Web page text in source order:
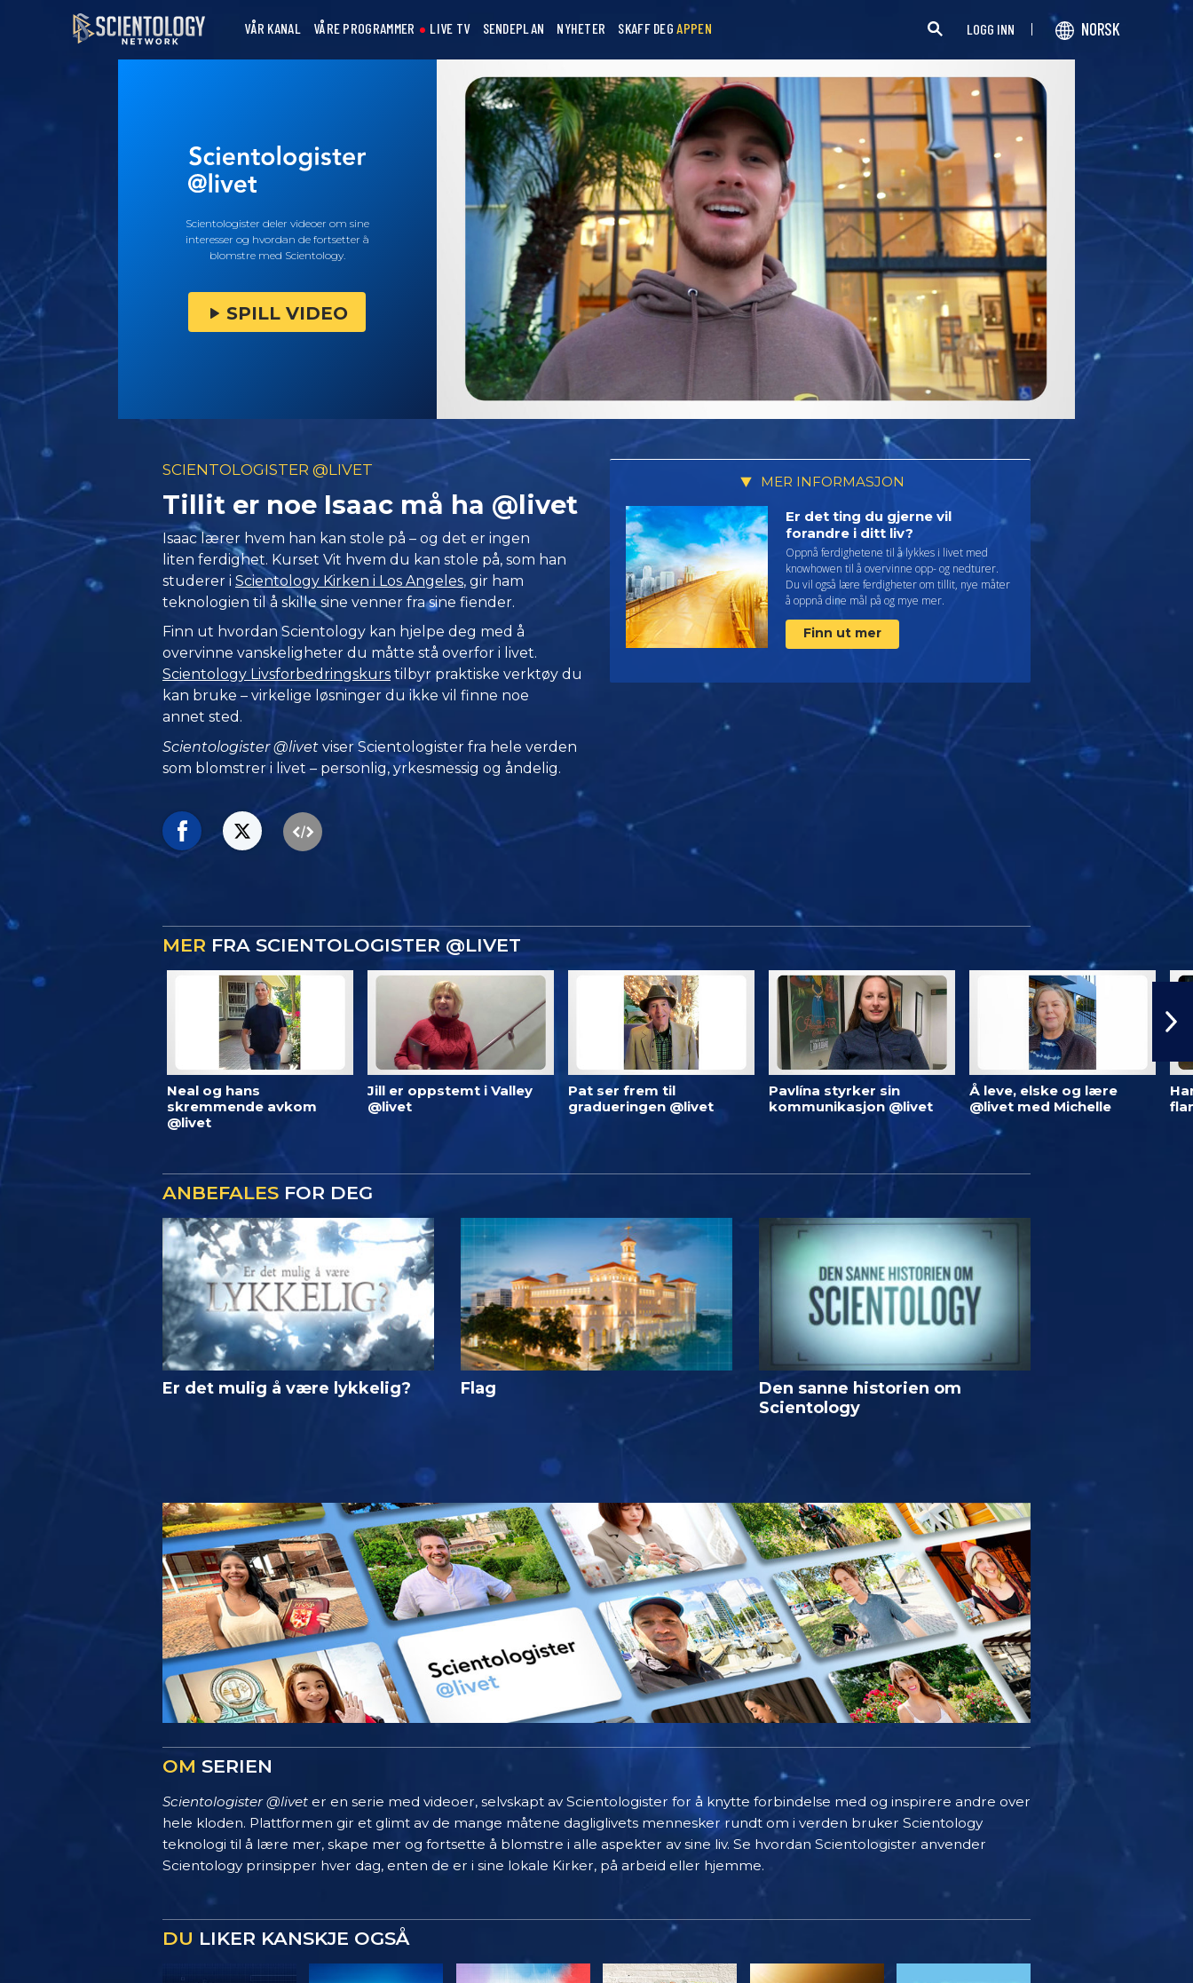
VÅR KANAL VÅRE PROGRAMMER LIVE TV SENDEPLAN NYHETER SKAFF DEGAPPEN LOGG INN NORSK
Scientologister deler videoer om sine
interesser og hvordan de fortsetter å
blomstre med Scientology.
SPILL VIDEO
SCIENTOLOGISTER @LIVET
Tillit er noe Isaac må ha @livet
Isaac lærer hvem han kan stole på – og det er ingen
liten ferdighet. Kurset Vit hvem du kan stole på, som han
studerer iScientology Kirken i Los Angeles, gir ham
teknologien til å skille sine venner fra sine fiender.
Finn ut hvordan Scientology kan hjelpe deg med å
overvinne vanskeligheter du måtte stå overfor i livet.
Scientology Livsforbedringskurs tilbyr praktiske verktøy du
kan bruke – virkelige løsninger du ikke vil finne noe
annet sted.
Scientologister @livet viser Scientologister fra hele verden
som blomstrer i livet – personlig,yrkesmessig og åndelig.
MER INFORMASJON
Er det ting du gjerne vil
forandre i ditt liv?
Oppnå ferdighetene til å lykkes i livet med
knowhowen til å overvinne opp- og nedturer.
Du vil også lære ferdigheter om tillit, nye måter
å oppnå dine mål på og mye mer.
Finn ut mer
MER FRA SCIENTOLOGISTER @LIVET
Neal og hans
skremmende avkom
@livet
Jill er oppstemt i Valley
@livet
Pat ser frem til
gradueringen @livet
Pavlína styrker sin
kommunikasjon @livet
Å leve, elske og lære
@livet med Michelle
ANBEFALES FOR DEG
Er det mulig å være lykkelig? Flag
Den sanne historien om
Scientology
OM SERIEN
Scientologister @livet er en serie med videoer, selvskapt av Scientologister for å knytte forbindelse med og inspirere andre over
hele kloden. Plattformen gir et glimt av de mange måtene dagliglivets mennesker rundt om i verden bruker Scientology
teknologi til å lære mer, skape mer og fortsette å blomstre i alle aspekter av sine liv. Se hvordan Scientologister anvender
Scientology prinsipper hver dag, enten de er i sine lokale Kirker, på arbeid eller hjemme.
DU LIKER KANSKJE OGSÅ